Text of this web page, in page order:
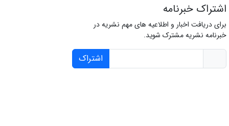
اشتراک خبرنامه
برای دریافت اخبار و اطلاعیه های مهم نشریه در
خبرنامه نشریه مشترک شوید.
اشتراک